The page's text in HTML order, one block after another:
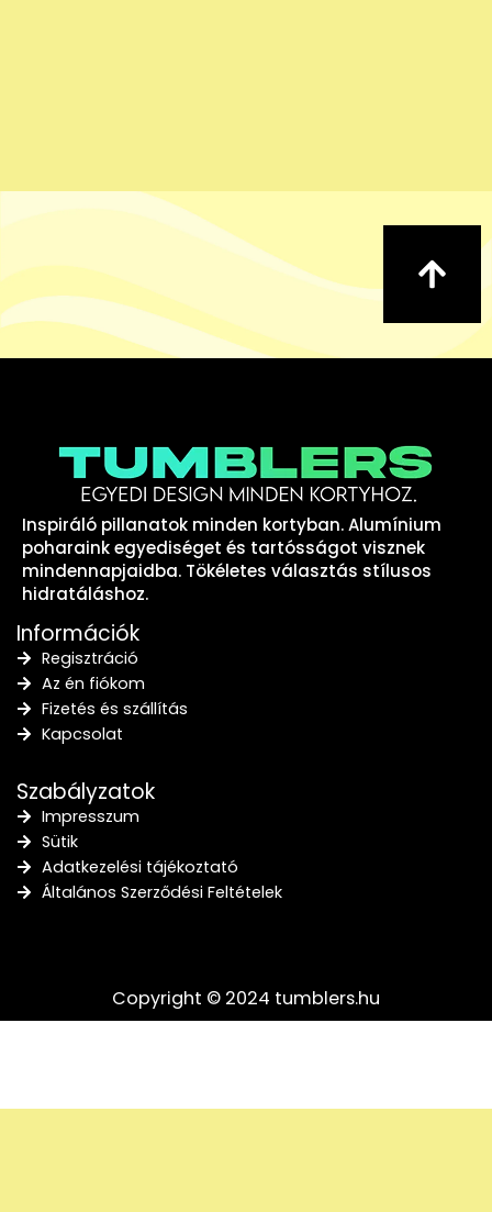
Inspiráló pillanatok minden kortyban. Alumínium
poharaink egyediséget és tartósságot visznek
mindennapjaidba. Tökéletes választás stílusos
hidratáláshoz.
Információk
Regisztráció
Az én fiókom
Fizetés és szállítás
Kapcsolat
Szabályzatok
Impresszum
Sütik
Adatkezelési tájékoztató
Általános Szerződési Feltételek
Copyright © 2024 tumblers.hu